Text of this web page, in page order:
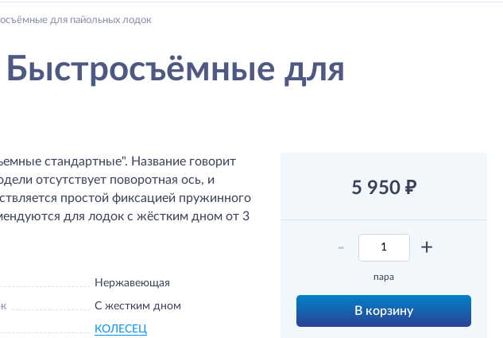
для пайольных лодок
для
5 950 ₽
- +
пара
В корзину
стандартные". Название говорит
отсутствует поворотная ось, и
простой фиксацией пружинного
для лодок с жёстким дном от 3
Нержавеющая
С жестким дном
КОЛЕСЕЦ